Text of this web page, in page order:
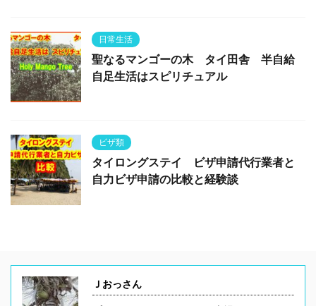
日常生活
聖なるマンゴーの木 タイ田舎 半自給
自足生活はスピリチュアル
ビザ類
タイロングステイ ビザ申請代行業者と
自力ビザ申請の比較と経験談
Ｊおっさん